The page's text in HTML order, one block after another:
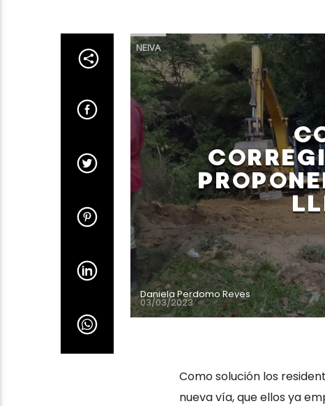
NEIVA
Daniela Perdomo Reyes
03/03/2023
Como solución los
nueva vía, que ellos ya